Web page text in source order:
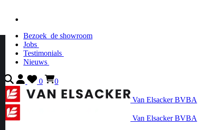
Bezoek de showroom
Jobs
Testimonials
Nieuws
0 0
Van Elsacker BVBA
Van Elsacker BVBA